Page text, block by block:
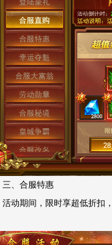
三、合服特惠
活动期间，限时享超低折扣